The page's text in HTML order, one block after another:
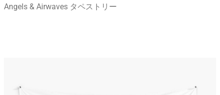
Angels & Airwaves タペストリー